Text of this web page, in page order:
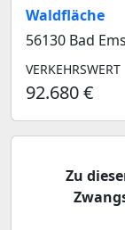
Waldfläche
56130 Bad Ems
VERKEHRSWERT
92.680 €
Zu